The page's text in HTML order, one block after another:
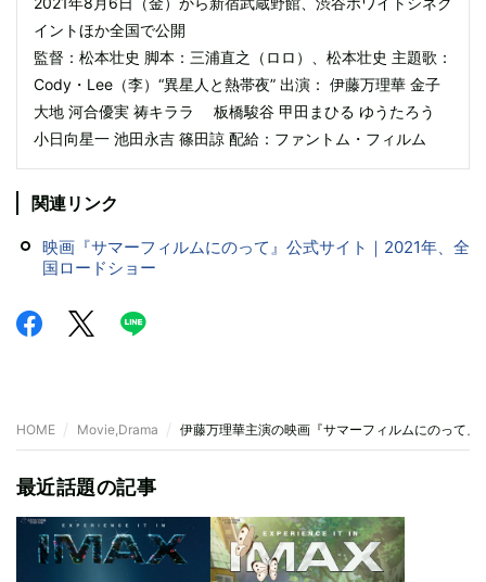
イントほか全国で公開
監督：松本壮史 脚本：三浦直之（ロロ）、松本壮史 主題歌：
Cody・Lee（李）“異星人と熱帯夜” 出演： 伊藤万理華 金子
大地 河合優実 祷キララ 板橋駿谷 甲田まひる ゆうたろう
小日向星一 池田永吉 篠田諒 配給：ファントム・フィルム
関連リンク
映画『サマーフィルムにのって』公式サイト｜2021年、全
国ロードショー
HOME Movie,Drama 伊藤万理華主演の映画『サマーフィルムにのって』
最近話題の記事